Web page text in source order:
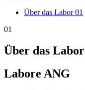
Über das Labor01
01
Über das Labor
Labore ANG